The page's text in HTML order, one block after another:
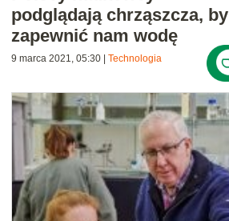
podglądają chrząszcza, by
zapewnić nam wodę
9 marca 2021, 05:30 Technologia